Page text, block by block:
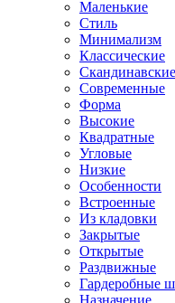
Маленькие
Стиль
Минимализм
Классические
Скандинавские
Современные
Форма
Высокие
Квадратные
Угловые
Низкие
Особенности
Встроенные
Из кладовки
Закрытые
Открытые
Раздвижные
Гардеробные
Назначение